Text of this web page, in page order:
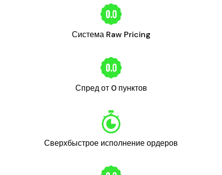
Система Raw Pricing
Спред от 0 пунктов
Сверхбыстрое исполнение ордеров